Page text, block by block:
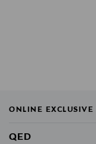
ONLINE EXCLUSIVE
QED